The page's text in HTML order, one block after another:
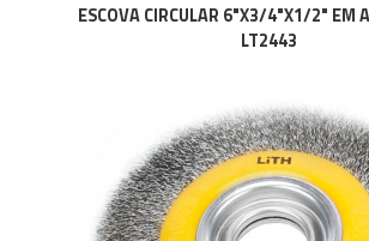
ESCOVA CIRCULAR 6"X3/4"X1/2" EM
LT2443